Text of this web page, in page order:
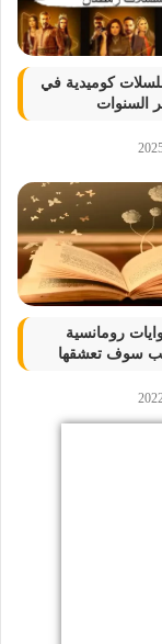
كوميدية في
السنوات
28 روايات رومانسية
سوف تعشقها